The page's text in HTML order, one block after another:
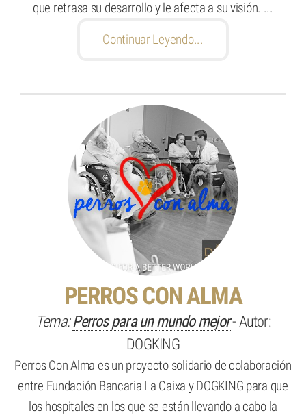
que retrasa su desarrollo y le afecta a su visión. ...
Continuar Leyendo...
PERROS CON ALMA
Tema:Perros para un mundo mejor- Autor:
DOGKING
Perros Con Alma es un proyecto solidario de colaboración
entre Fundación Bancaria La Caixa y DOGKING para que
los hospitales en los que se están llevando a cabo la